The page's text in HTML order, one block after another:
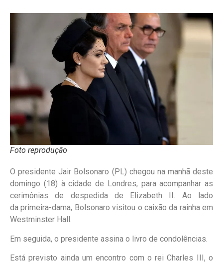
Foto reprodução
O presidente Jair Bolsonaro (PL) chegou na manhã deste
domingo (18) à cidade de Londres, para acompanhar as
cerimônias de despedida de Elizabeth II. Ao lado
da primeira-dama, Bolsonaro visitou o caixão da rainha em
Westminster Hall.
Em seguida, o presidente assina o livro de condolências.
Está previsto ainda um encontro com o rei Charles III, o